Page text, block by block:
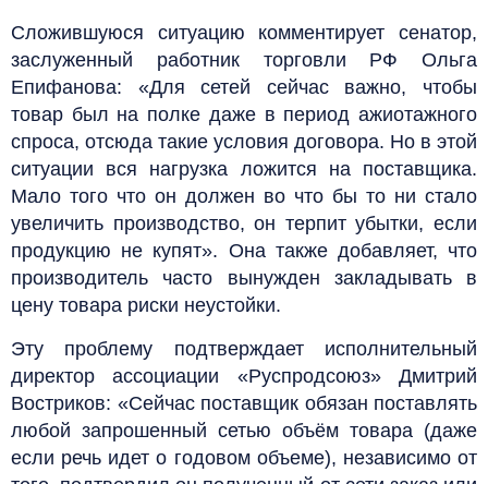
Сложившуюся ситуацию комментирует сенатор,
заслуженный работник торговли РФ Ольга
Епифанова: «Для сетей сейчас важно, чтобы
товар был на полке даже в период ажиотажного
спроса, отсюда такие условия договора. Но в этой
ситуации вся нагрузка ложится на поставщика.
Мало того что он должен во что бы то ни стало
увеличить производство, он терпит убытки, если
продукцию не купят». Она также добавляет, что
производитель часто вынужден закладывать в
цену товара риски неустойки.
Эту проблему подтверждает исполнительный
директор ассоциации «Руспродсоюз» Дмитрий
Востриков: «Сейчас поставщик обязан поставлять
любой запрошенный сетью объём товара (даже
если речь идет о годовом объеме), независимо от